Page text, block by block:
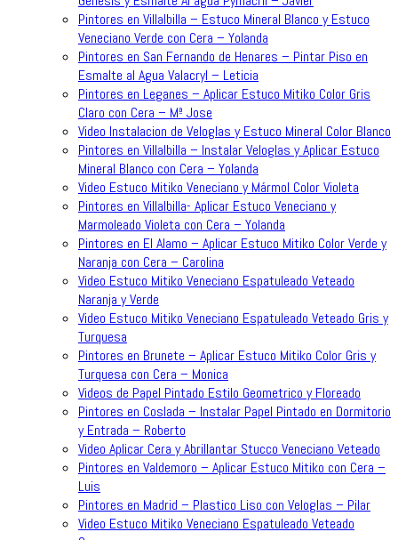
Pintores en Villalbilla – Estuco Mineral Blanco y Estuco
Veneciano Verde con Cera – Yolanda
Pintores en San Fernando de Henares – Pintar Piso en
Esmalte al Agua Valacryl – Leticia
Pintores en Leganes – Aplicar Estuco Mitiko Color Gris
Claro con Cera – Mª Jose
Video Instalacion de Veloglas y Estuco Mineral Color Blanco
Pintores en Villalbilla – Instalar Veloglas y Aplicar Estuco
Mineral Blanco con Cera – Yolanda
Video Estuco Mitiko Veneciano y Mármol Color Violeta
Pintores en Villalbilla- Aplicar Estuco Veneciano y
Marmoleado Violeta con Cera – Yolanda
Pintores en El Alamo – Aplicar Estuco Mitiko Color Verde y
Naranja con Cera – Carolina
Video Estuco Mitiko Veneciano Espatuleado Veteado
Naranja y Verde
Video Estuco Mitiko Veneciano Espatuleado Veteado Gris y
Turquesa
Pintores en Brunete – Aplicar Estuco Mitiko Color Gris y
Turquesa con Cera – Monica
Videos de Papel Pintado Estilo Geometrico y Floreado
Pintores en Coslada – Instalar Papel Pintado en Dormitorio
y Entrada – Roberto
Video Aplicar Cera y Abrillantar Stucco Veneciano Veteado
Pintores en Valdemoro – Aplicar Estuco Mitiko con Cera –
Luis
Pintores en Madrid – Plastico Liso con Veloglas – Pilar
Video Estuco Mitiko Veneciano Espatuleado Veteado